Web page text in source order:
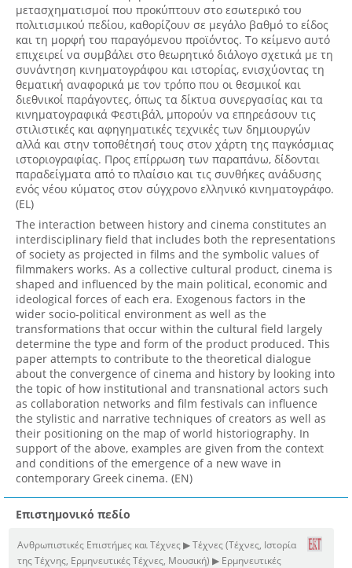
μετασχηματισμοί που προκύπτουν στο εσωτερικό του
πολιτισμικού πεδίου, καθορίζουν σε μεγάλο βαθμό το είδος
και τη μορφή του παραγόμενου προϊόντος. Το κείμενο αυτό
επιχειρεί να συμβάλει στο θεωρητικό διάλογο σχετικά με τη
συνάντηση κινηματογράφου και ιστορίας, ενισχύοντας τη
θεματική αναφορικά με τον τρόπο που οι θεσμικοί και
διεθνικοί παράγοντες, όπως τα δίκτυα συνεργασίας και τα
κινηματογραφικά Φεστιβάλ, μπορούν να επηρεάσουν τις
στιλιστικές και αφηγηματικές τεχνικές των δημιουργών
αλλά και στην τοποθέτησή τους στον χάρτη της παγκόσμιας
ιστοριογραφίας. Προς επίρρωση των παραπάνω, δίδονται
παραδείγματα από το πλαίσιο και τις συνθήκες ανάδυσης
ενός νέου κύματος στον σύγχρονο ελληνικό κινηματογράφο.
(EL)
The interaction between history and cinema constitutes an
interdisciplinary field that includes both the representations
of society as projected in films and the symbolic values of
filmmakers works. As a collective cultural product, cinema is
shaped and influenced by the main political, economic and
ideological forces of each era. Exogenous factors in the
wider socio-political environment as well as the
transformations that occur within the cultural field largely
determine the type and form of the product produced. This
paper attempts to contribute to the theoretical dialogue
about the convergence of cinema and history by looking into
the topic of how institutional and transnational actors such
as collaboration networks and film festivals can influence
the stylistic and narrative techniques of creators as well as
their positioning on the map of world historiography. In
support of the above, examples are given from the context
and conditions of the emergence of a new wave in
contemporary Greek cinema. (EN)
Επιστημονικό πεδίο
Ανθρωπιστικές Επιστήμες και Τέχνες ▶ Τέχνες (Τέχνες, Ιστορία
της Τέχνης, Ερμηνευτικές Τέχνες, Μουσική) ▶ Ερμηνευτικές